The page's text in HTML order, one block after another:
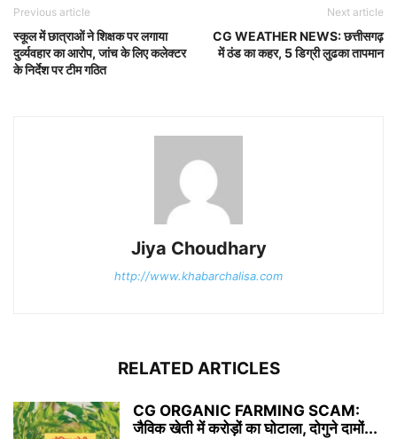
Previous article
स्कूल में छात्राओं ने शिक्षक पर लगाया
दुर्व्यवहार का आरोप, जांच के लिए कलेक्टर
के निर्देश पर टीम गठित
Next article
CG WEATHER NEWS: छत्तीसगढ़
में ठंड का कहर, 5 डिग्री लुढका तापमान
Jiya Choudhary
http://www.khabarchalisa.com
RELATED ARTICLES
CG ORGANIC FARMING SCAM:
जैविक खेती में करोड़ों का घोटाला, दोगुने दामों...